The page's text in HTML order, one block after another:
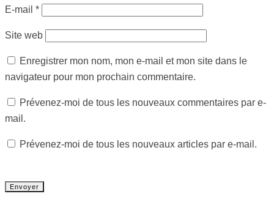
E-mail *
Site web
Enregistrer mon nom, mon e-mail et mon site dans le
navigateur pour mon prochain commentaire.
Prévenez-moi de tous les nouveaux commentaires par e-
mail.
Prévenez-moi de tous les nouveaux articles par e-mail.